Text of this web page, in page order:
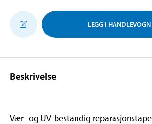
LEGG I HANDLEVOGN
Beskrivelse
Vær- og UV-bestandig reparasjonstape